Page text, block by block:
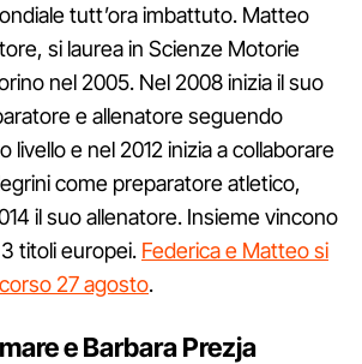
tutt’ora imbattuto. Matteo
si laurea in Scienze Motorie
nel 2005. Nel 2008 inizia il suo
e allenatore seguendo
livello e nel 2012 inizia a collaborare
come preparatore atletico,
il suo allenatore. Insieme vincono
titoli europei. Federica e Matteo si
27 agosto.
e Barbara Prezja